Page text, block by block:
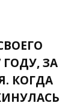
ГОДУ, ЗА
КОГДА